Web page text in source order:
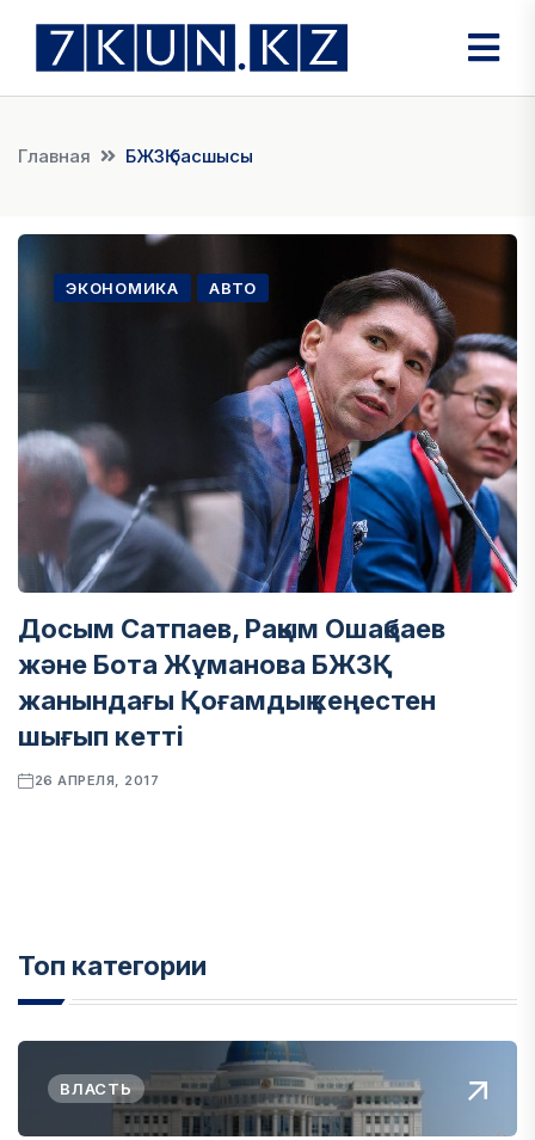
Главная БЖЗҚ басшысы
ЭКОНОМИКА АВТО
Досым Сатпаев, Рақым Ошақбаев
және Бота Жұманова БЖЗҚ
жанындағы Қоғамдық кеңестен
шығып кетті
26 АПРЕЛЯ, 2017
Топ категории
ВЛАСТЬ